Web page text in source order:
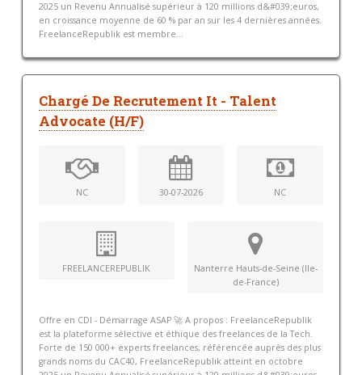
2025 un Revenu Annualisé supérieur à 120 millions d&#039;euros,
en croissance moyenne de 60 % par an sur les 4 dernières années.
FreelanceRepublik est membre...
Chargé De Recrutement It - Talent
Advocate (H/F)
NC 30-07-2026 NC
FREELANCEREPUBLIK
Nanterre Hauts-de-Seine (Ile-
de-France)
Offre en CDI - Démarrage ASAP 🚀 A propos : FreelanceRepublik
est la plateforme sélective et éthique des freelances de la Tech.
Forte de 150 000+ experts freelances, référencée auprès des plus
grands noms du CAC40, FreelanceRepublik atteint en octobre